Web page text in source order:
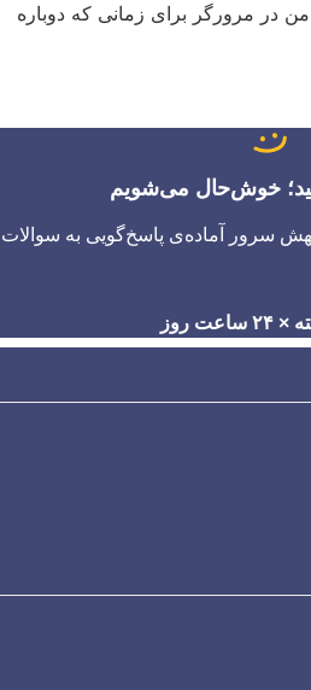
در مرورگر برای زمانی که دوباره
خوش‌حال می‌شویم
سرور آماده‌ی پاسخ‌گویی به سوالات